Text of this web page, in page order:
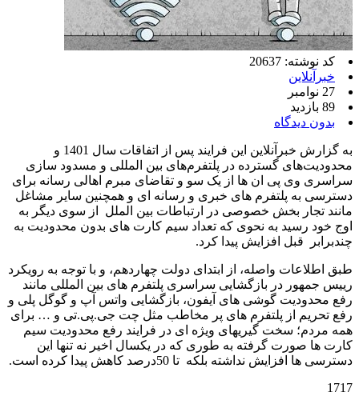
کد نوشته: 20637
خبرآنلاین
27 نوامبر
89 بازدید
بدون دیدگاه
به گزارش خبرآنلاین این فرایند پس از اتفاقات سال 1401 و
محدودیت‌های گسترده در پلتفرم‌های بین المللی و مسدود سازی
سراسری وی پی ان ها از یک سو و تقاضای مبرم اهالی رسانه برای
دسترسی به پلتفرم های خبری و رسانه ای و همچنین سایر مشاغل
مانند تجار بخش خصوصی در ارتباطات بین الملل از سوی دیگر به
اوج خود رسید به نحوی که تعداد سیم کارت های بدون محدودیت به
چندبرابر قبل افزایش پیدا کرد.
طبق اطلاعات واصله، از ابتدای دولت چهاردهم، و با توجه به رویکرد
رییس جمهور در بازگشایی سراسری پلتفرم های بین المللی مانند
رفع محدودیت گوشی های آیفون، بازگشایی واتس آپ و گوگل پلی و
رفع تحریم از پلتفرم های پر مخاطب مثل چت جی.پی.تی و … برای
همه مردم؛ سخت گیریهای ویژه ای در فرایند رفع محدودیت سیم
کارت ها صورت گرفته به طوری که در یکسال اخیر نه تنها این
دسترسی ها افزایش نداشته بلکه تا 50درصد کاهش پیدا کرده است.
1717